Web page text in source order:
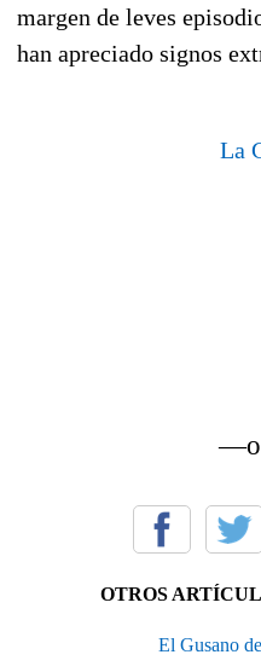
margen de leves
han apreciado signos
La
OTROS
El Gusano